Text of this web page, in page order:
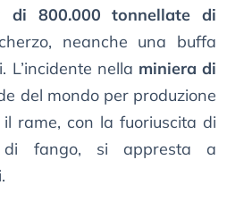
di 800.000 tonnellate di
neanche una buffa
L’incidente nella miniera di
del mondo per produzione
rame, con la fuoriuscita di
di fango, si appresta a